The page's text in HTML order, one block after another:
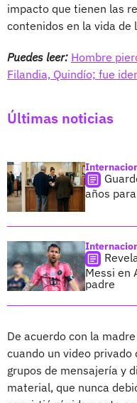
impacto que tienen las
contenidos en la vida de
Puedes leer: Hombre
Filandia, Quindío; fue
Últimas noticias
años
Messi en
padre
De acuerdo con la
cuando un video privado
grupos de mensajería y
material, que nunca